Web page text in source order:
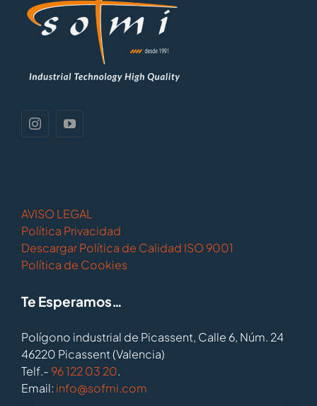
AVISO LEGAL
Política Privacidad
Descargar Política de Calidad ISO 9001
Política de Cookies
Te Esperamos…
Polígono industrial de Picassent, Calle 6, Núm. 24
46220 Picassent (Valencia)
Telf.- 96 122 03 20.
Email: info@sofmi.com